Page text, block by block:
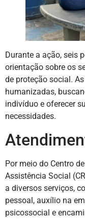
Durante a ação, seis
orientação sobre os
de proteção social.
humanizadas,
indivíduo e oferecer
necessidades.
Por meio do Centro
Assistência Social
a diversos serviços,
pessoal, auxílio na
psicossocial e